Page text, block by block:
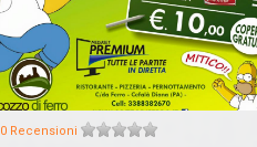
0 Recensioni